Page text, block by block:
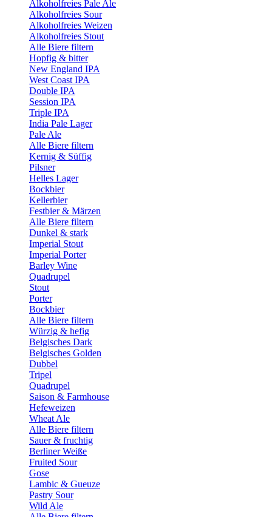
Alkoholfreies Pale Ale
Alkoholfreies Sour
Alkoholfreies Weizen
Alkoholfreies Stout
Alle Biere filtern
Hopfig & bitter
New England IPA
West Coast IPA
Double IPA
Session IPA
Triple IPA
India Pale Lager
Pale Ale
Alle Biere filtern
Kernig & Süffig
Pilsner
Helles Lager
Bockbier
Kellerbier
Festbier & Märzen
Alle Biere filtern
Dunkel & stark
Imperial Stout
Imperial Porter
Barley Wine
Quadrupel
Stout
Porter
Bockbier
Alle Biere filtern
Würzig & hefig
Belgisches Dark
Belgisches Golden
Dubbel
Tripel
Quadrupel
Saison & Farmhouse
Hefeweizen
Wheat Ale
Alle Biere filtern
Sauer & fruchtig
Berliner Weiße
Fruited Sour
Gose
Lambic & Gueuze
Pastry Sour
Wild Ale